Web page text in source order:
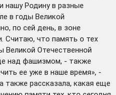
Родину в разные
в годы Великой
по сей день, в зоне
Считаю, что память о тех
Великой Отечественной
над фашизмом, - также
ее уже в наше время», -
также рассказала, какая еще